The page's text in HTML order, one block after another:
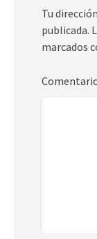
Tu
publicada.
marcados